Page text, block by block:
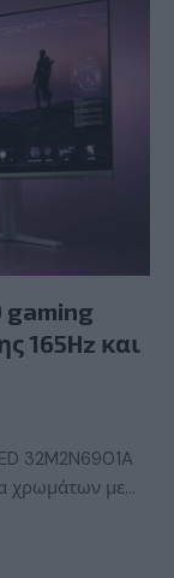
gaming
165Hz και
32M2N6901A
χρωμάτων με…